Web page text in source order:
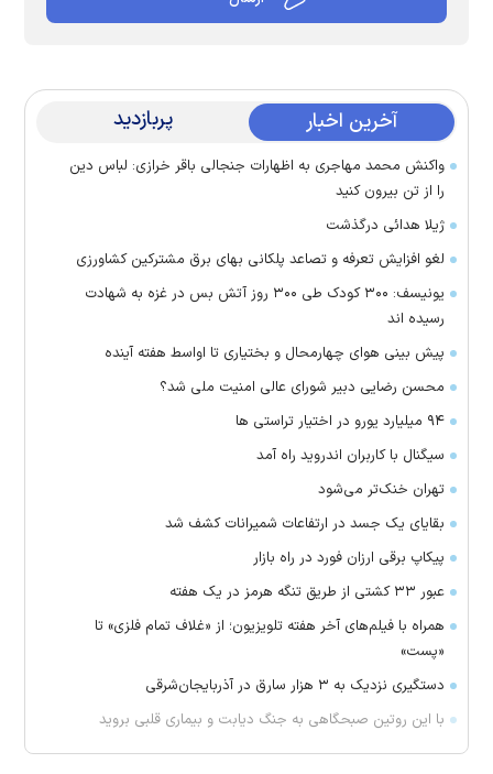
آخرین اخبار پربازدید
واکنش محمد مهاجری به اظهارات جنجالی باقر خرازی: لباس دین
را از تن بیرون کنید
ژیلا هدائی درگذشت
لغو افزایش تعرفه و تصاعد پلکانی بهای برق مشترکین کشاورزی
یونیسف: ۳۰۰ کودک طی ۳۰۰ روز آتش بس در غزه به شهادت
رسیده اند
پیش بینی هوای چهارمحال و بختیاری تا اواسط هفته آینده
محسن رضایی دبیر شورای عالی امنیت ملی شد؟
۹۴ میلیارد یورو در اختیار تراستی ها
سیگنال با کاربران اندروید راه آمد
تهران خنک‌تر می‌شود
بقایای یک جسد در ارتفاعات شمیرانات کشف شد
پیکاپ برقی ارزان فورد در راه بازار
عبور ۳۳ کشتی از طریق تنگه هرمز در یک هفته
همراه با فیلم‌های آخر هفته تلویزیون؛ از «غلاف تمام فلزی» تا
«پست»
دستگیری نزدیک به ۳ هزار سارق در آذربایجان‌شرقی
با این روتین صبحگاهی به جنگ دیابت و بیماری قلبی بروید